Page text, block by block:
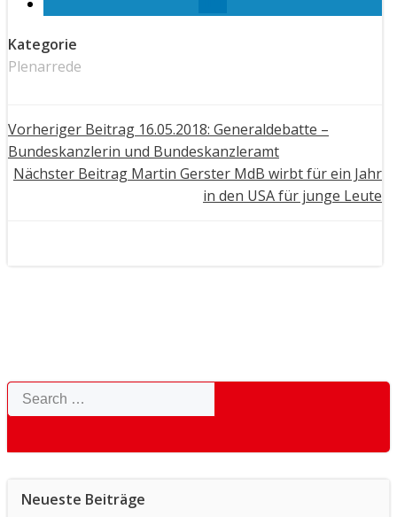
Kategorie
Plenarrede
Post
navigation
Vorheriger Beitrag 16.05.2018: Generaldebatte –
Bundeskanzlerin und Bundeskanzleramt
Post
Nächster Beitrag Martin Gerster MdB wirbt für ein Jahr
in den USA für junge Leute
Search
for:
Neueste Beiträge